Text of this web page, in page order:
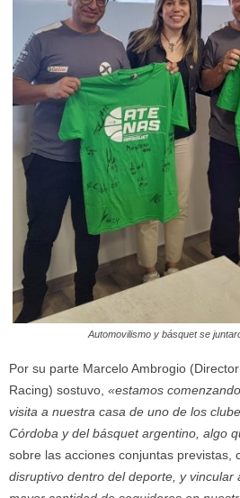
Automovilismo y básquet se
Por su parte Marcelo Ambrogio
Racing) sostuvo, «estamos
visita a nuestra casa de uno de los
Córdoba y del básquet argentino, algo
sobre las acciones conjuntas previstas,
disruptivo dentro del deporte, y vincular